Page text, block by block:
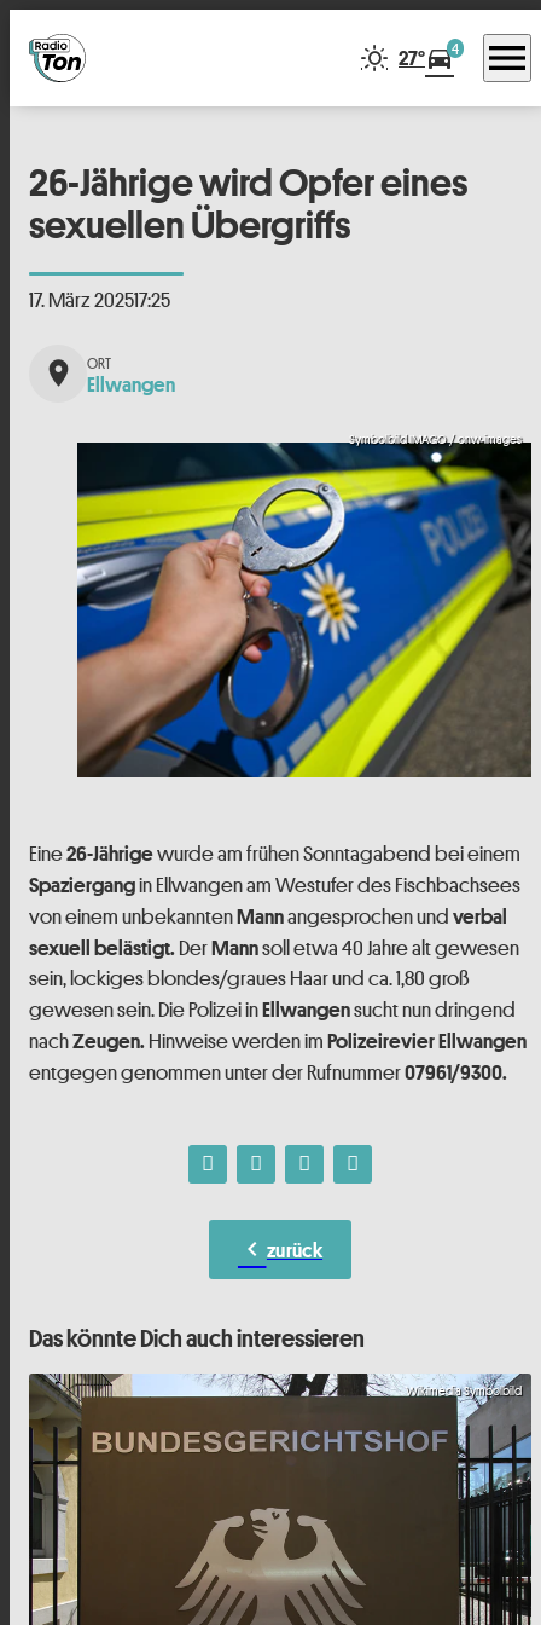
27°directions_car4 menu
26-Jährige wird Opfer eines
sexuellen Übergriffs
17. März 202517:25
place Ellwangen
Symbolbild IMAGO / onw-images
Eine26-Jährigewurde am frühen Sonntagabend bei einem
Spaziergangin Ellwangen am Westufer des Fischbachsees
von einem unbekanntenMannangesprochen und verbal
sexuell belästigt. DerMannsoll etwa 40 Jahre alt gewesen
sein, lockiges blondes/graues Haar und ca. 1,80 groß
gewesen sein. Die Polizei inEllwangensucht nun dringend
nachZeugen. Hinweise werden im Polizeirevier Ellwangen
entgegen genommen unter der Rufnummer07961/9300.
chevron_left zurück
Das könnte Dich auch interessieren
Wikimedia Symbolbild